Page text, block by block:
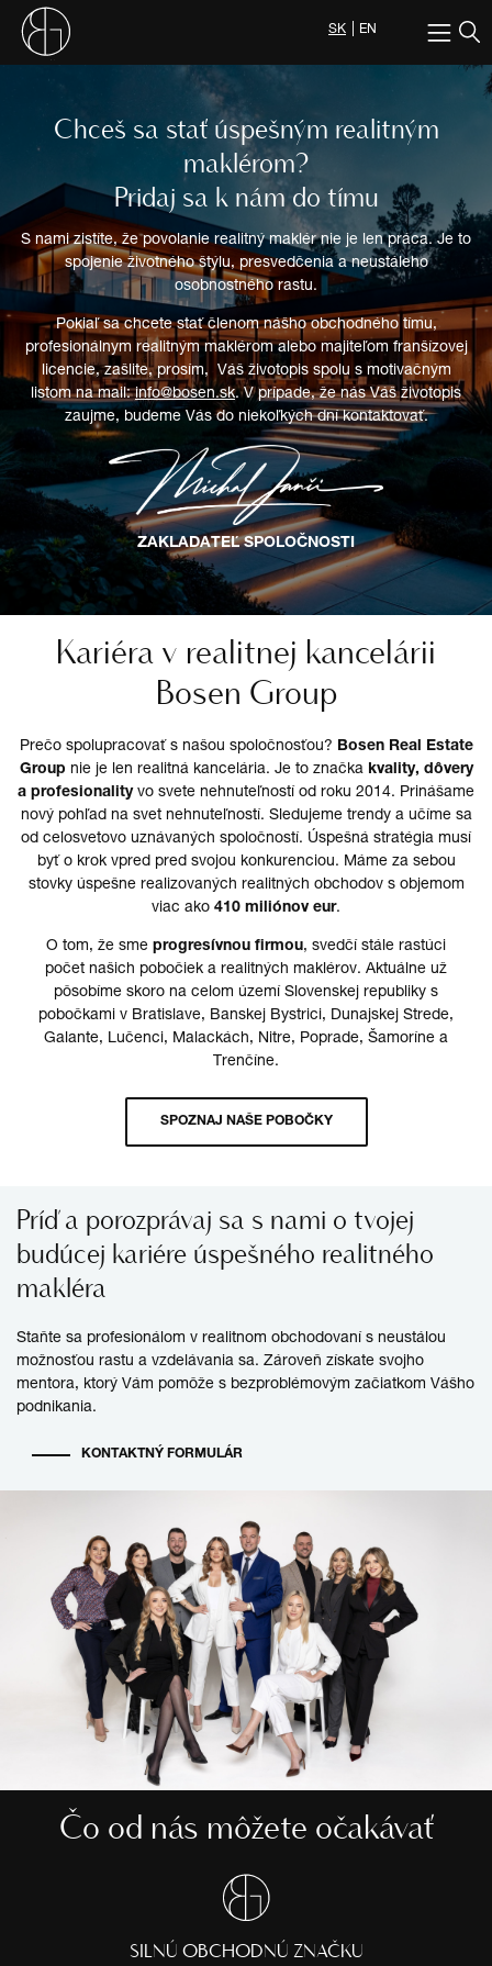
SK EN
Chceš sa stať úspešným realitným
maklérom?
Pridaj sa k nám do tímu
S nami zistíte, že povolanie realitný maklér nie je len práca. Je to
spojenie životného štýlu, presvedčenia a neustáleho
osobnostného rastu.
Pokiaľ sa chcete stať členom nášho obchodného tímu,
profesionálnym realitným maklérom alebo majiteľom franšízovej
licencie, zašlite, prosím, Váš životopis spolu s motivačným
listom na mail:info@bosen.sk. V prípade, že nás Váš životopis
zaujme, budeme Vás do niekoľkých dní kontaktovať.
ZAKLADATEĽ SPOLOČNOSTI
Kariéra v realitnej kancelárii
Bosen Group
Prečo spolupracovať s našou spoločnosťou? Bosen Real Estate
Group nie je len realitná kancelária. Je to značka kvality, dôvery
a profesionalityvo svete nehnuteľností od roku 2014. Prinášame
nový pohľad na svet nehnuteľností. Sledujeme trendy a učíme sa
od celosvetovo uznávaných spoločností. Úspešná stratégia musí
byť o krok vpred pred svojou konkurenciou. Máme za sebou
stovky úspešne realizovaných realitných obchodov s objemom
viac ako 410 miliónov eur.
O tom, že sme progresívnou firmou, svedčí stále rastúci
počet našich pobočiek a realitných maklérov. Aktuálne už
pôsobíme skoro na celom území Slovenskej republiky s
pobočkami v Bratislave, Banskej Bystrici, Dunajskej Strede,
Galante, Lučenci, Malackách, Nitre, Poprade, Šamoríne a
Trenčíne.
SPOZNAJ NAŠE POBOČKY
Príď a porozprávaj sa s nami o tvojej
budúcej kariére úspešného realitného
makléra
Staňte sa profesionálom v realitnom obchodovaní s neustálou
možnosťou rastu a vzdelávania sa. Zároveň získate svojho
mentora, ktorý Vám pomôže s bezproblémovým začiatkom Vášho
podnikania.
KONTAKTNÝ FORMULÁR
Čo od nás môžete očakávať
SILNÚ OBCHODNÚ ZNAČKU